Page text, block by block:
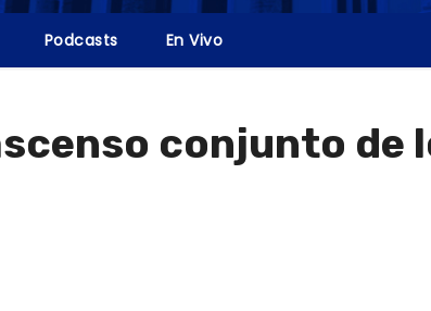
Podcasts En Vivo
conjunto de